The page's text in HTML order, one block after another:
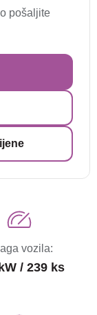
pošaljite
vozila:
/ 239 ks